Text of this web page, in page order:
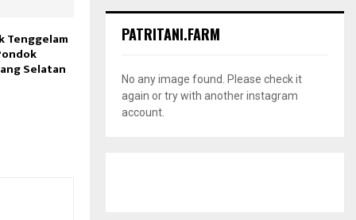
Tenggelam
Selatan
PATRITANI.FARM
No any image found. Please check it
again or try with another instagram
account.